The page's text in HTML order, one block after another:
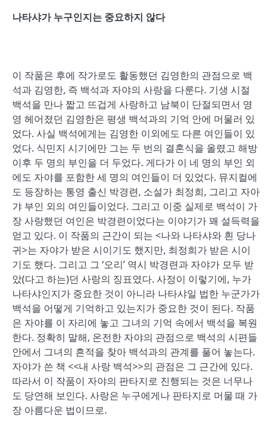
나타샤가 누구인지는 중요하지 않다
이 작품은 후에 작가로도 활동했던 김영한의 관점으로 백
석과 김영한, 즉 백석과 자야의 사랑을 다룬다. 기생 시절
백석을 만나 짧고 뜨겁게 사랑하고 남북이 단절되면서 영
영 헤어졌던 김영한은 평생 백석과의 기억 안에 머물러 있
었다. 사실 백석에게는 김영한 이외에도 다른 여인들이 있
었다. 식민지 시기에만 그는 두 번의 결혼식을 올렸고 해방
이후 두 명의 부인을 더 두었다. 게다가 이 네 명의 부인 외
에도 자야를 포함한 세 명의 여인들이 더 있었다. 뮤지컬에
도 등장하는 통영 출신 박경련, 소설가 최정희, 그리고 자아
갸 부인 외의 여인들이었다. 그리고 이중 실제로 백석이 가
장 사랑했던 여인은 박경련이었다는 이야기가 꽤 설득력을
얻고 있다. 이 작품의 근간이 되는 <나와 나타샤와 흰 당나
귀>는 자야가 받은 시이기도 했지만, 최정희가 받은 시이
기도 했다. 그리고 그 ‘오리’ 역시 박경련과 자야가 모두 받
았(다고 하는)던 사랑의 징표였다. 사정이 이렇기에, 누가
나타샤인지가 중요한 것이 아니라 나타샤일 법한 누군가가
백석을 어떻게 기억하고 있는지가 중요한 것이 된다. 작품
은 자야를 이 자리에 놓고 그녀의 기억 속에서 백석을 복원
한다. 정확히 말해, 온전한 자야의 관점으로 백석의 시편들
안에서 그녀의 흔적을 찾아 백석과의 관계를 풀어 놓는다.
자야가 쓴 책 <<내 사랑 백석>>의 관점은 그 근간에 있다.
따라서 이 작품이 자야의 판타지로 진행되는 것은 너무나
도 당연해 보인다. 사랑은 누구에게나 판타지로 머물 때 가
장 아름다운 법이므로.